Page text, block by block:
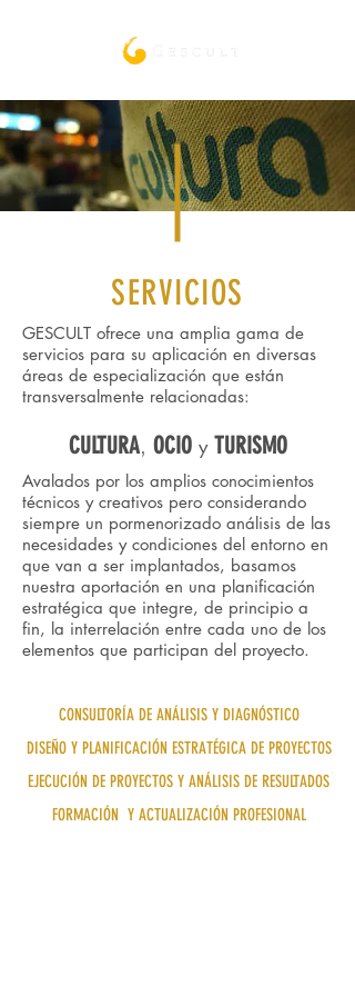
SERVICIOS
GESCULT ofrece una amplia gama de
servicios para su aplicación en diversas
áreas de especialización que están
transversalmente relacionadas:
Avalados por los amplios conocimientos
técnicos y creativos pero considerando
siempre un pormenorizado análisis de las
necesidades y condiciones del entorno en
que van a ser implantados, basamos
nuestra aportación en una planificación
estratégica que integre, de principio a
fin, la interrelación entre cada uno de los
elementos que participan del proyecto.
CULTURA, OCIO y TURISMO
CONSULTORÍA DE ANÁLISIS Y DIAGNÓSTICO
DISEÑO Y PLANIFICACIÓN ESTRATÉGICA DE PROYECTOS
EJECUCIÓN DE PROYECTOS Y ANÁLISIS DE RESULTADOS
FORMACIÓN Y ACTUALIZACIÓN PROFESIONAL